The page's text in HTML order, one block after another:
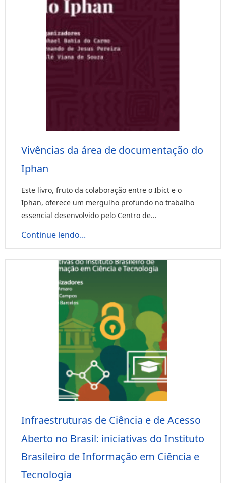
Vivências da área de documentação do
Iphan
Este livro, fruto da colaboração entre o Ibict e o
Iphan, oferece um mergulho profundo no trabalho
essencial desenvolvido pelo Centro de...
Continue lendo...
Infraestruturas de Ciência e de Acesso
Aberto no Brasil: iniciativas do Instituto
Brasileiro de Informação em Ciência e
Tecnologia